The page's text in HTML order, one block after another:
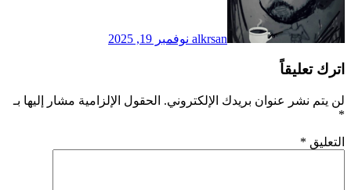
alkrsan نوفمبر 19, 2025
اترك تعليقاً
لن يتم نشر عنوان بريدك الإلكتروني. الحقول الإلزامية مشار إليها بـ
*
التعليق *